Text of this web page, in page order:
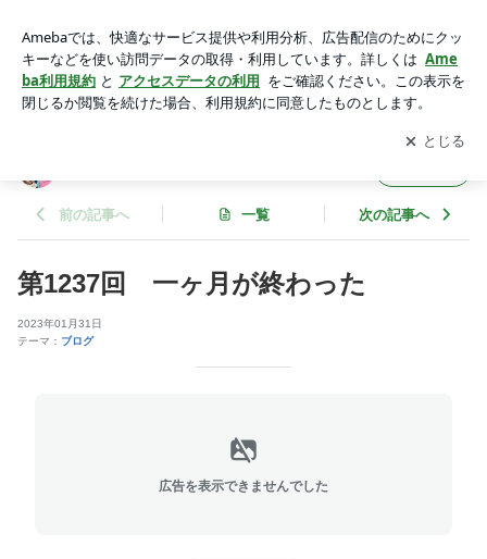
独り言」アプリをダウンロードして ブログの更新通知
を受け取りまし
ょう。
開く
前の記事へ 一覧 次の記事へ
第1237回 一ヶ月が終わった
2023年01月31日
テーマ： ブログ
広告を表示できませんでした